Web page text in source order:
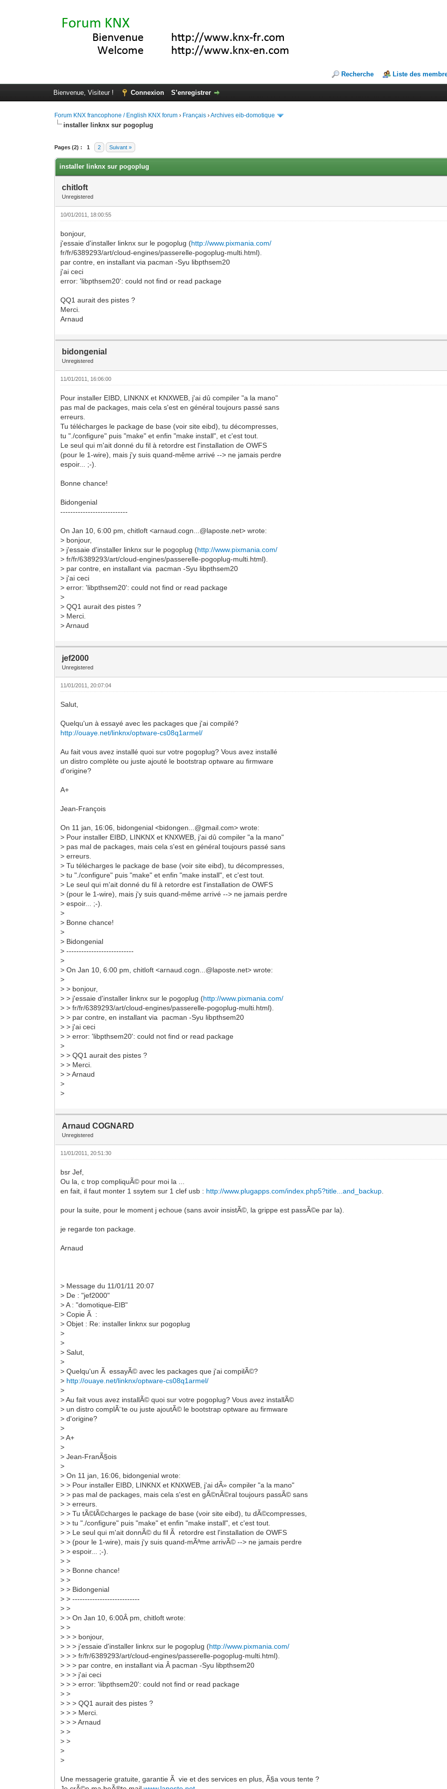
Recherche Liste des
Bienvenue, Visiteur ! Connexion S’enregistrer
Forum KNX francophone / English KNX forum › Français ›Archives eib-domotique
installer linknx sur pogoplug
Pages (2) : 1 2 Suivant »
Moyenne : 0 (0 vote(s))
installer linknx sur pogoplug
chitloft
Unregistered
10/01/2011, 18:00:55
bonjour,
j'essaie d'installer linknx sur le pogoplug (http://www.pixmania.com/
fr/fr/6389293/art/cloud-engines/passerelle-pogoplug-multi.html).
par contre, en installant via pacman -Syu libpthsem20
j'ai ceci
error: 'libpthsem20': could not find or read package
QQ1 aurait des pistes ?
Merci.
Arnaud
bidongenial
Unregistered
11/01/2011, 16:06:00
Pour installer EIBD, LINKNX et KNXWEB, j'ai dû compiler "a la mano"
pas mal de packages, mais cela s'est en général toujours passé sans
erreurs.
Tu télécharges le package de base (voir site eibd), tu décompresses,
tu "./configure" puis "make" et enfin "make install", et c'est tout.
Le seul qui m'ait donné du fil à retordre est l'installation de OWFS
(pour le 1-wire), mais j'y suis quand-même arrivé --> ne jamais perdre
espoir... ;-).
Bonne chance!
Bidongenial
---------------------------
On Jan 10, 6:00 pm, chitloft <arnaud.cogn...@laposte.net> wrote:
> bonjour,
> j'essaie d'installer linknx sur le pogoplug (http://www.pixmania.com/
> fr/fr/6389293/art/cloud-engines/passerelle-pogoplug-multi.html).
> par contre, en installant via pacman -Syu libpthsem20
> j'ai ceci
> error: 'libpthsem20': could not find or read package
>
> QQ1 aurait des pistes ?
> Merci.
> Arnaud
jef2000
Unregistered
11/01/2011, 20:07:04
Salut,
Quelqu'un à essayé avec les packages que j'ai compilé?
http://ouaye.net/linknx/optware-cs08q1armel/
Au fait vous avez installé quoi sur votre pogoplug? Vous avez installé
un distro complète ou juste ajouté le bootstrap optware au firmware
d'origine?
A+
Jean-François
On 11 jan, 16:06, bidongenial <bidongen...@gmail.com> wrote:
> Pour installer EIBD, LINKNX et KNXWEB, j'ai dû compiler "a la mano"
> pas mal de packages, mais cela s'est en général toujours passé sans
> erreurs.
> Tu télécharges le package de base (voir site eibd), tu décompresses,
> tu "./configure" puis "make" et enfin "make install", et c'est tout.
> Le seul qui m'ait donné du fil à retordre est l'installation de OWFS
> (pour le 1-wire), mais j'y suis quand-même arrivé --> ne jamais perdre
> espoir... ;-).
>
> Bonne chance!
>
> Bidongenial
> ---------------------------
>
> On Jan 10, 6:00 pm, chitloft <arnaud.cogn...@laposte.net> wrote:
>
> > bonjour,
> > j'essaie d'installer linknx sur le pogoplug (http://www.pixmania.com/
> > fr/fr/6389293/art/cloud-engines/passerelle-pogoplug-multi.html).
> > par contre, en installant via pacman -Syu libpthsem20
> > j'ai ceci
> > error: 'libpthsem20': could not find or read package
>
> > QQ1 aurait des pistes ?
> > Merci.
> > Arnaud
>
>
Arnaud COGNARD
Unregistered
11/01/2011, 20:51:30
bsr Jef,
Ou la, c trop compliquÃ© pour moi la ...
en fait, il faut monter 1 ssytem sur 1 clef usb : http://www.plugapps.com/index.php5?title...and_backup
pour la suite, pour le moment j echoue (sans avoir insistÃ©, la grippe est passÃ©e par la).
je regarde ton package.
Arnaud
> Message du 11/01/11 20:07
> De : "jef2000"
> A : "domotique-EIB"
> Copie Ã :
> Objet : Re: installer linknx sur pogoplug
>
>
> Salut,
>
> Quelqu'un Ã essayÃ© avec les packages que j'ai compilÃ©?
> http://ouaye.net/linknx/optware-cs08q1armel/
>
> Au fait vous avez installÃ© quoi sur votre pogoplug? Vous avez installÃ©
> un distro complÃ¨te ou juste ajoutÃ© le bootstrap optware au firmware
> d'origine?
>
> A+
>
> Jean-FranÃ§ois
>
> On 11 jan, 16:06, bidongenial wrote:
> > Pour installer EIBD, LINKNX et KNXWEB, j'ai dÃ» compiler "a la mano"
> > pas mal de packages, mais cela s'est en gÃ©nÃ©ral toujours passÃ© sans
> > erreurs.
> > Tu tÃ©lÃ©charges le package de base (voir site eibd), tu dÃ©compresses,
> > tu "./configure" puis "make" et enfin "make install", et c'est tout.
> > Le seul qui m'ait donnÃ© du fil Ã retordre est l'installation de OWFS
> > (pour le 1-wire), mais j'y suis quand-mÃªme arrivÃ© --> ne jamais perdre
> > espoir... ;-).
> >
> > Bonne chance!
> >
> > Bidongenial
> > ---------------------------
> >
> > On Jan 10, 6:00Â pm, chitloft wrote:
> >
> > > bonjour,
> > > j'essaie d'installer linknx sur le pogoplug (http://www.pixmania.com/
> > > fr/fr/6389293/art/cloud-engines/passerelle-pogoplug-multi.html).
> > > par contre, en installant via Â pacman -Syu libpthsem20
> > > j'ai ceci
> > > error: 'libpthsem20': could not find or read package
> >
> > > QQ1 aurait des pistes ?
> > > Merci.
> > > Arnaud
> >
> >
>
>
Une messagerie gratuite, garantie Ã vie et des services en plus, Ã§a vous tente ?